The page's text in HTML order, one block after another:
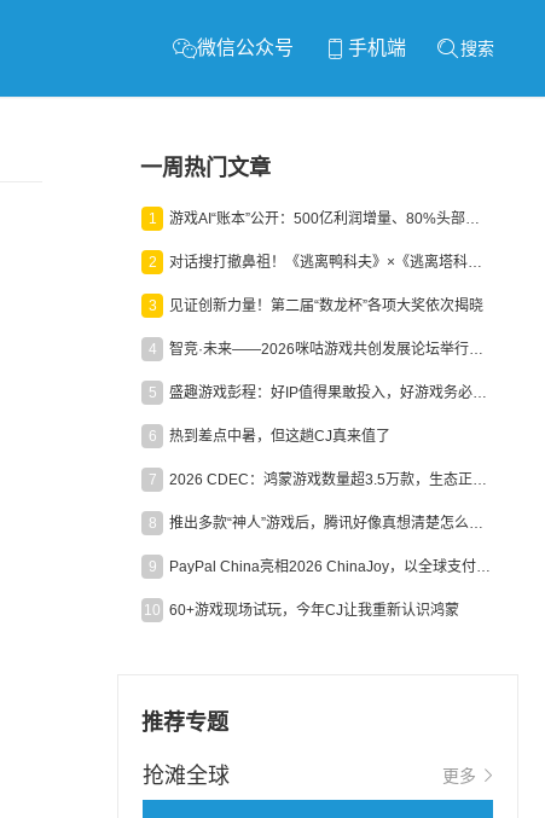
微信公众号 手机端 搜索
一周热门文章
1 游戏AI“账本”公开：500亿利润增量、80%头部入局，谁在闷声发财？
2 对话搜打撤鼻祖！《逃离鸭科夫》×《逃离塔科夫》官方线下沙龙落幕
3 见证创新力量！第二届“数龙杯”各项大奖依次揭晓
4 智竞·未来——2026咪咕游戏共创发展论坛举行：聚力精品内容、AI创作与电竞生态，共建高品质益智健康游戏社区
5 盛趣游戏彭程：好IP值得果敢投入，好游戏务必长效经营
6 热到差点中暑，但这趟CJ真来值了
7 2026 CDEC：鸿蒙游戏数量超3.5万款，生态正循环加速产业高质量发展
8 推出多款“神人”游戏后，腾讯好像真想清楚怎么做二次元了
9 PayPal China亮相2026 ChinaJoy，以全球支付能力助力中国游戏企业深化全球运营
10 60+游戏现场试玩，今年CJ让我重新认识鸿蒙
推荐专题
抢滩全球 更多